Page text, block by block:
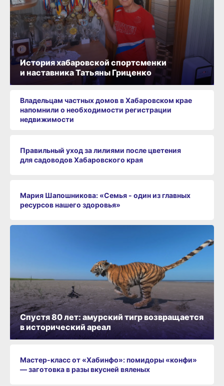
История хабаровской спортсменки
и наставника Татьяны Гриценко
Владельцам частных домов в Хабаровском крае
напомнили о необходимости регистрации
недвижимости
Правильный уход за лилиями после цветения
для садоводов Хабаровского края
Мария Шапошникова: «Семья - один из главных
ресурсов нашего здоровья»
Мастер-класс от «Хабинфо»: помидоры «конфи»
— заготовка в разы вкусней вяленых
Спустя 80 лет: амурский тигр возвращается
в исторический ареал